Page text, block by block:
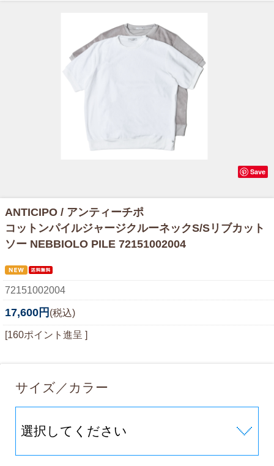
Save
ANTICIPO / アンティーチポ
コットンパイルジャージクルーネックS/Sリブカット
ソー NEBBIOLO PILE 72151002004
72151002004
17,600円 (税込)
[160ポイント進呈 ]
サイズ／カラー